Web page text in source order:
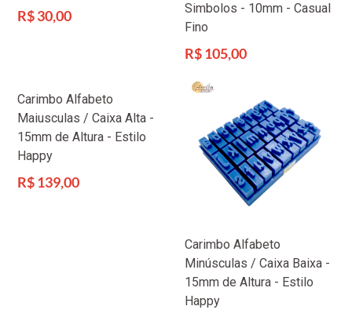
Preço
R$ 30,00
Simbolos - 10mm - Casual
Fino
Preço
R$ 105,00
Carimbo Alfabeto
Maiusculas / Caixa Alta -
15mm de Altura - Estilo
Happy
Preço
R$ 139,00
Carimbo Alfabeto
Minúsculas / Caixa Baixa -
15mm de Altura - Estilo
Happy